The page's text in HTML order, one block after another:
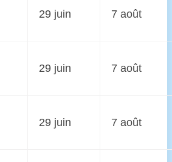
29 juin 7 août
29 juin 7 août
29 juin 7 août